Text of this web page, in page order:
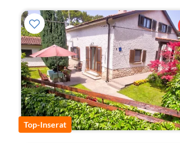
Top-Inserat